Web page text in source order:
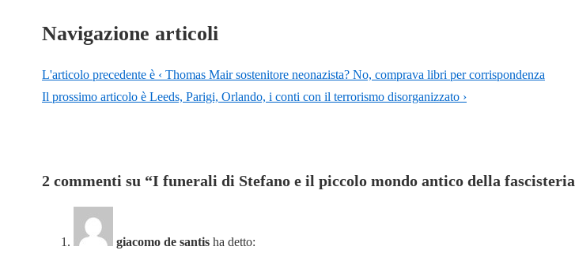
Navigazione articoli
L'articolo precedente è ‹ Thomas Mair sostenitore neonazista? No, comprava libri per corrispondenza
Il prossimo articolo è Leeds, Parigi, Orlando, i conti con il terrorismo disorganizzato ›
2 commenti su “I funerali di Stefano e il piccolo mondo antico della fascisteria
giacomo de santis ha detto: